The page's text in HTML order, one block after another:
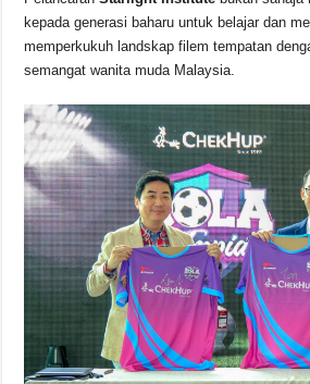
kepada generasi baharu untuk belajar dan
memperkukuh landskap filem tempatan
semangat wanita muda Malaysia.